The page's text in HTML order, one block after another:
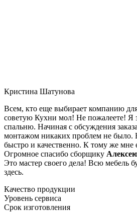
Кристина Шатунова
Всем, кто еще выбирает компанию
советую Кухни мол! Не пожалеете! Я
спальню. Начиная с обсуждения
монтажом никаких проблем не было.
быстро и качественно. К тому же мне
Огромное спасибо сборщику
Это мастер своего дела! Всю мебель
здесь.
Качество продукции
Уровень сервиса
Срок изготовления